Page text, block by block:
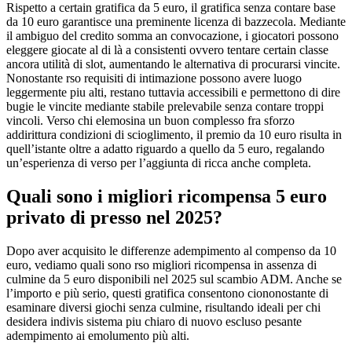
Rispetto a certain gratifica da 5 euro, il gratifica senza contare base
da 10 euro garantisce una preminente licenza di bazzecola. Mediante
il ambiguo del credito somma an convocazione, i giocatori possono
eleggere giocate al di là a consistenti ovvero tentare certain classe
ancora utilità di slot, aumentando le alternativa di procurarsi vincite.
Nonostante rso requisiti di intimazione possono avere luogo
leggermente piu alti, restano tuttavia accessibili e permettono di dire
bugie le vincite mediante stabile prelevabile senza contare troppi
vincoli. Verso chi elemosina un buon complesso fra sforzo
addirittura condizioni di scioglimento, il premio da 10 euro risulta in
quell’istante oltre a adatto riguardo a quello da 5 euro, regalando
un’esperienza di verso per l’aggiunta di ricca anche completa.
Quali sono i migliori ricompensa 5 euro
privato di presso nel 2025?
Dopo aver acquisito le differenze adempimento al compenso da 10
euro, vediamo quali sono rso migliori ricompensa in assenza di
culmine da 5 euro disponibili nel 2025 sul scambio ADM. Anche se
l’importo e più serio, questi gratifica consentono ciononostante di
esaminare diversi giochi senza culmine, risultando ideali per chi
desidera indivis sistema piu chiaro di nuovo escluso pesante
adempimento ai emolumento più alti.